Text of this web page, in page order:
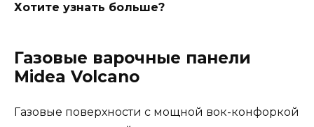
Хотите узнать больше?
Газовые варочные панели
Midea Volcano
Газовые поверхности с мощной вок-конфоркой